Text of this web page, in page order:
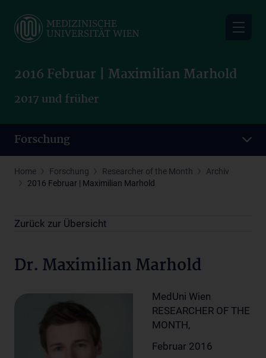
main
2016 Februar | Maximilian Marhold
2017 und früher
Forschung
Home Forschung Researcher of the Month
Archiv
2016 Februar | Maximilian Marhold
Zurück zur Übersicht
Dr. Maximilian Marhold
MedUni Wien
RESEARCHER OF THE
MONTH,
Februar 2016